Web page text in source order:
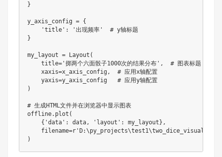
}
y_axis_config = {
    'title': '出现频率'  # y轴标题
}
my_layout = Layout(
    title='掷两个六面骰子1000次的结果分布',  # 图表标题
    xaxis=x_axis_config,  # 应用x轴配置
    yaxis=y_axis_config   # 应用y轴配置
)
# 生成HTML文件并在浏览器中显示图表
offline.plot(
    {'data': data, 'layout': my_layout},
)